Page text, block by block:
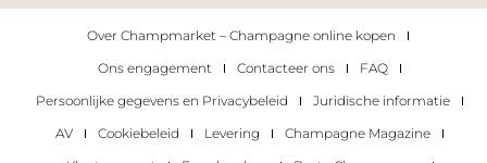
Over Champmarket – Champagne online kopen
Ons engagement
Contacteer ons
FAQ
Persoonlijke gegevens en Privacybeleid
Juridische informatie
AV
Cookiebeleid Levering
Champagne Magazine